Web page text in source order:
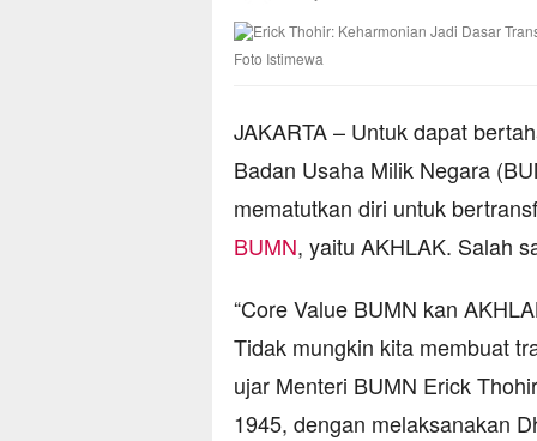
Foto Istimewa
JAKARTA – Untuk dapat
Badan Usaha Milik Negara
mematutkan diri untuk
BUMN, yaitu AKHLAK. Salah
“Core Value BUMN kan
Tidak mungkin kita membuat
ujar Menteri BUMN Erick
1945, dengan melaksanakan